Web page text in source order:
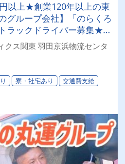
円以上★創業120年以上の東
グループ会社】「のらくろ
ラックドライバー募集★勤
！安心の正社員雇用
応相談！20～50代活躍
クス関東 羽田京浜物流センタ
寮・社宅あり 交通費支給